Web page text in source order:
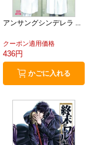
アンサングシンデレラ ...
クーポン適用価格
436円
かごに入れる